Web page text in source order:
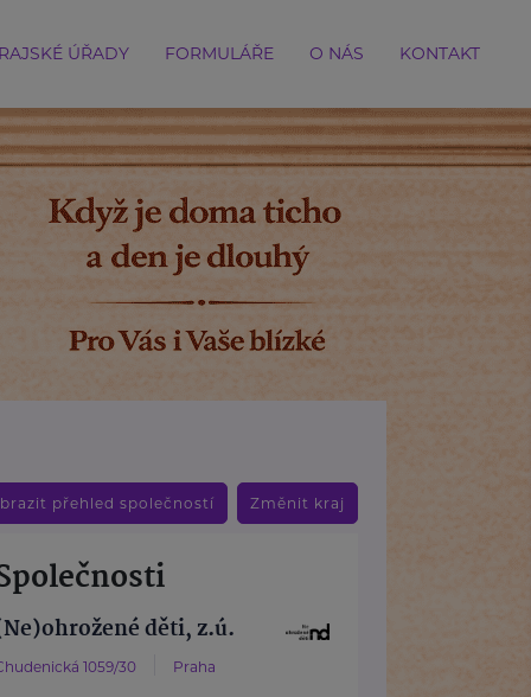
ÚŘADY FORMULÁŘE O NÁS KONTAKT
přehled společností Změnit kraj
děti, z.ú.
1059/30 Praha